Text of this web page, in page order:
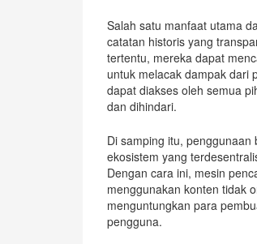
Salah satu manfaat utama
catatan historis yang
tertentu, mereka dapat
untuk melacak dampak dari
dapat diakses oleh semua
dan dihindari.
Di samping itu,
ekosistem yang
Dengan cara ini, mesin
menggunakan konten tidak
menguntungkan para
pengguna.